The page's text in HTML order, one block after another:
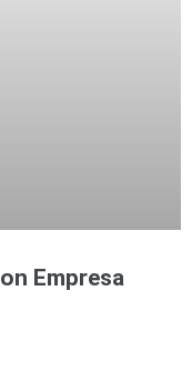
Empresa